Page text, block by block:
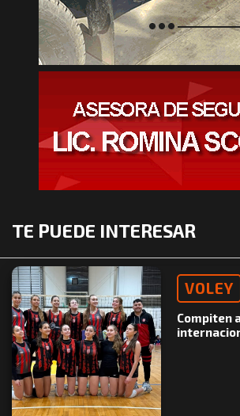
TE PUEDE INTERESAR
VOLEY
Compiten